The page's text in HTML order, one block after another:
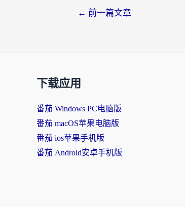
← 前一篇文章
下载应用
番茄 Windows PC电脑版
番茄 macOS苹果电脑版
番茄 ios苹果手机版
番茄 Android安卓手机版